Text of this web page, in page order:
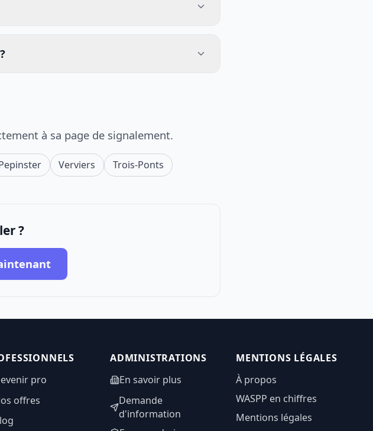
à sa page de signalement.
Verviers Trois-Ponts
?
pro
offres
ADMINISTRATIONS
En savoir plus
Demande
d'information
MENTIONS LÉGALES
À propos
WASPP en chiffres
Mentions légales